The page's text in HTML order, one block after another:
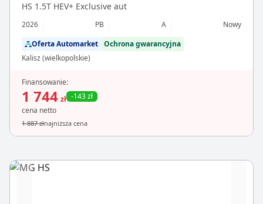
HS 1.5T HEV+ Exclusive aut
2026 PB A
Nowy
Oferta Automarket Ochrona gwarancyjna
Kalisz (wielkopolskie)
Finansowanie:
1 744 zł -143 zł
cena netto
1 887 złnajniższa cena